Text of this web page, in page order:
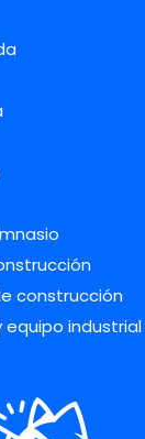
construcción
equipo industrial